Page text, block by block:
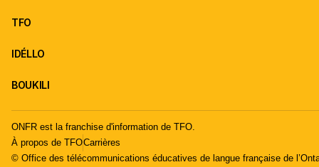
TFO
IDÉLLO
BOUKILI
ONFR est la franchise d'information de TFO.
À propos de TFOCarrières
© Office des télécommunications éducatives de langue française de